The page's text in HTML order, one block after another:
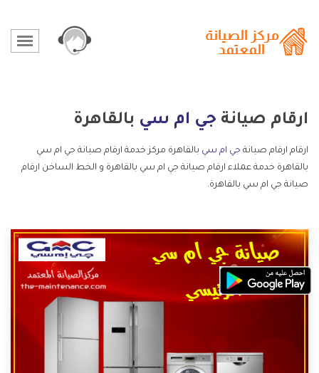
ارقام صيانة جي ام سي بالقاهرة
ارقام ارقام صيانة جي ام سي بالقاهرة مركز خدمة ارقام صيانة جي ام سي
بالقاهرة خدمة عملاء ارقام صيانة جي ام سي بالقاهرة و الخط الساخن ارقام
صيانة جي ام سي بالقاهرة.